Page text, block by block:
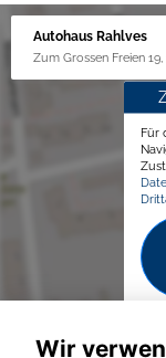
Autohaus Rahlves
Zum Grossen Freien
Für
Wir